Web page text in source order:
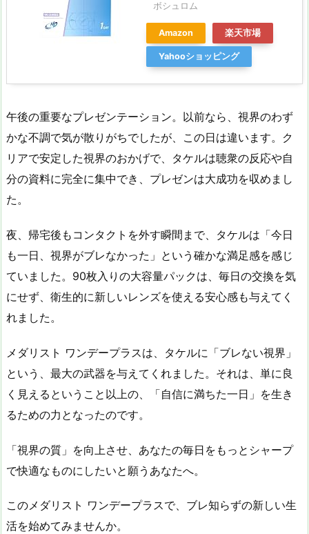
ボシュロム
Amazon 楽天市場
Yahooショッピング
午後の重要なプレゼンテーション。以前なら、視界のわず
かな不調で気が散りがちでしたが、この日は違います。ク
リアで安定した視界のおかげで、タケルは聴衆の反応や自
分の資料に完全に集中でき、プレゼンは大成功を収めまし
た。
夜、帰宅後もコンタクトを外す瞬間まで、タケルは「今日
も一日、視界がブレなかった」という確かな満足感を感じ
ていました。90枚入りの大容量パックは、毎日の交換を気
にせず、衛生的に新しいレンズを使える安心感も与えてく
れました。
メダリスト ワンデープラスは、タケルに「ブレない視界」
という、最大の武器を与えてくれました。それは、単に良
く見えるということ以上の、「自信に満ちた一日」を生き
るための力となったのです。
「視界の質」を向上させ、あなたの毎日をもっとシャープ
で快適なものにしたいと願うあなたへ。
このメダリスト ワンデープラスで、ブレ知らずの新しい生
活を始めてみませんか。